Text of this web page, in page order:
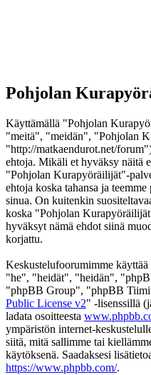
Pohjolan
Käyttämällä "Pohjolan
"meitä", "meidän", "Pohjolan
"http://matkaendurot.net/
ehtoja. Mikäli et hyväksy näitä
"Pohjolan Kurapyöräilijät"-
ehtoja koska tahansa ja
sinua. On kuitenkin
koska "Pohjolan
hyväksyt nämä ehdot siinä
korjattu.
Keskustelufoorumimme
"he", "heidät", "heidän",
"phpBB Group", "phpBB
Public License v2" -lisenssillä
ladata osoitteesta
ympäristön internet-
siitä, mitä sallimme tai
käytöksenä. Saadaksesi
https://www.phpbb.com/.